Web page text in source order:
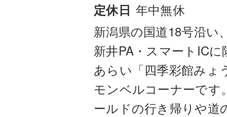
定休日 年中無休
新潟県の国道18号沿い
新井PA・スマートIC
あらい「四季彩館みょ
モンベルコーナーです
ールドの行き帰りや道